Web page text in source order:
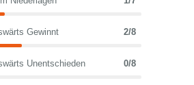
Gewinnt 2/8
Unentschieden 0/8